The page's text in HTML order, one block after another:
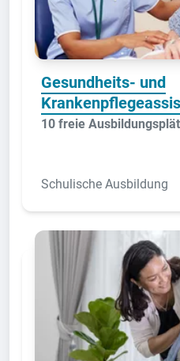
Gesundheits- und
10 freie
Schulische Ausbildung